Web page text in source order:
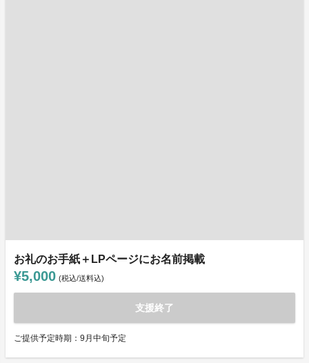
お礼のお手紙＋LPページにお名前掲載
¥5,000 (税込/送料込)
支援終了
ご提供予定時期：9月中旬予定